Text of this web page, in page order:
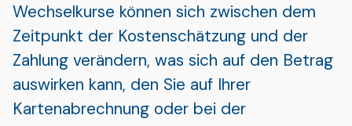
Wechselkurse können sich zwischen dem
Zeitpunkt der Kostenschätzung und der
Zahlung verändern, was sich auf den Betrag
auswirken kann, den Sie auf Ihrer
Kartenabrechnung oder bei der